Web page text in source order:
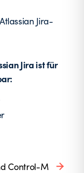
Jira-
Jira ist für
Control-M